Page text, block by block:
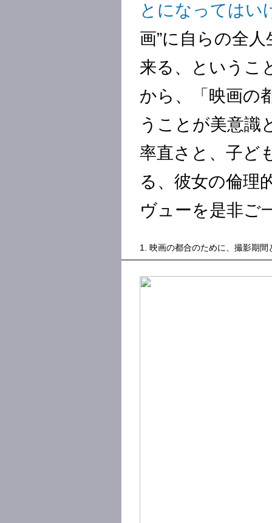
とになってはい
画”に自らの全
来る、というこ
から、「映画の
うことが美意識
率直さと、子ど
る、彼女の倫理
ヴューを是非ご
1. 映画の都合のために、撮影期